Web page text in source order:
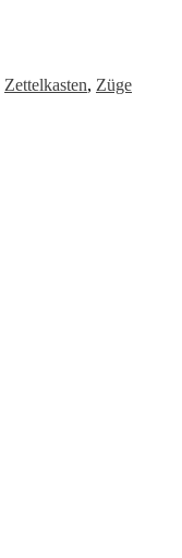
Zettelkasten, Züge